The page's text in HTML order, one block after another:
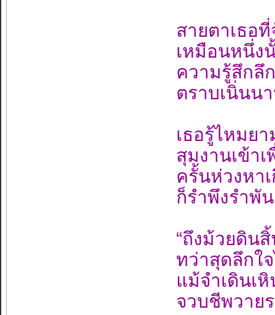
สายตาเธอ
เหมือนหนึ่ง
ความรู้สึกลึ
ตราบเนิ่นน
เธอรู้ไหมย
สุมงานเข้า
ครั้นห่วงหา
ก็รำพึงรำพั
“ถึงม้วยดิน
ทว่าสุดลึกใ
แม้จำเดินเ
จวบชีพวาย